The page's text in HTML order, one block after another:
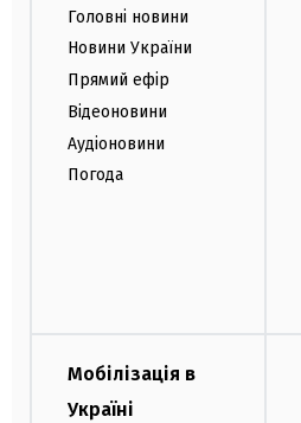
Головні новини
Новини України
Прямий ефір
Відеоновини
Аудіоновини
Погода
Мобілізація в
Україні